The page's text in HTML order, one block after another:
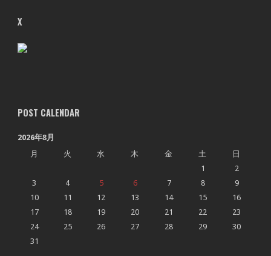
X
POST CALENDAR
2026年8月
月
火 水 木 金 土
日
1
2
3
4 5 6 7 8
9
10
11 12 13 14 15
16
17
18 19 20 21 22
23
24
25 26 27 28 29
30
31